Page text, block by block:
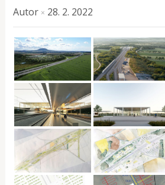
Autor × 28. 2. 2022